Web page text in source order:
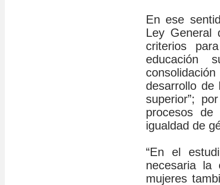
En ese
Ley General
criterios
educación
desarrollo de
superior”;
procesos de
igualdad de
“En el
necesaria la
mujeres